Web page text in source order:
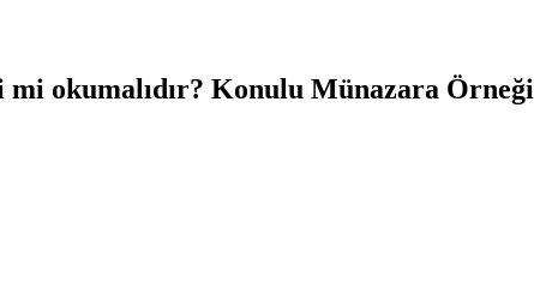
okumalıdır? Konulu Münazara Örneği